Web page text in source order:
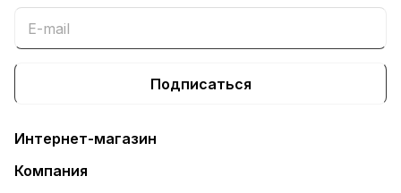
Подписаться
Интернет-магазин
Компания